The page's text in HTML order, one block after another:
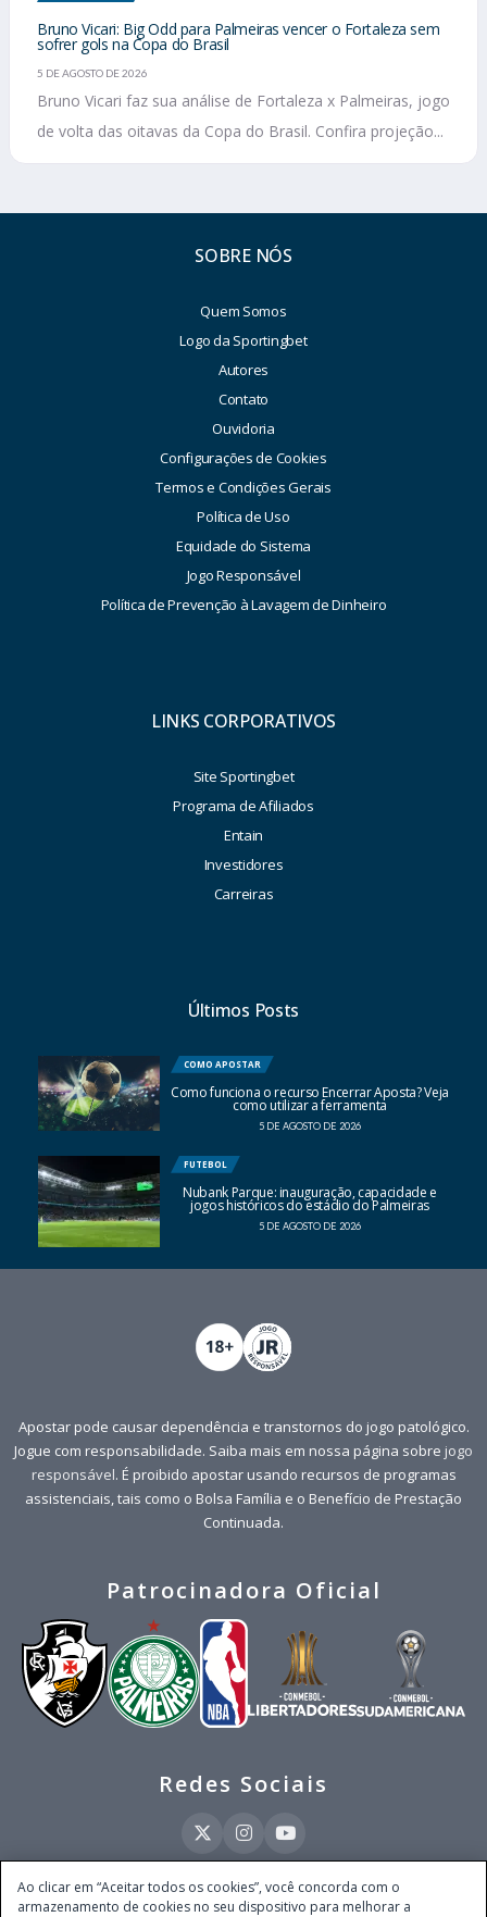
Bruno Vicari: Big Odd para Palmeiras vencer o Fortaleza sem
sofrer gols na Copa do Brasil
5 DE AGOSTO DE 2026
Bruno Vicari faz sua análise de Fortaleza x Palmeiras, jogo
de volta das oitavas da Copa do Brasil. Confira projeção...
SOBRE NÓS
Quem Somos
Logo da Sportingbet
Autores
Contato
Ouvidoria
Configurações de Cookies
Termos e Condições Gerais
Política de Uso
Equidade do Sistema
Jogo Responsável
Política de Prevenção à Lavagem de Dinheiro
LINKS CORPORATIVOS
Site Sportingbet
Programa de Afiliados
Entain
Investidores
Carreiras
Últimos Posts
COMO APOSTAR
Como funciona o recurso Encerrar Aposta? Veja
como utilizar a ferramenta
5 DE AGOSTO DE 2026
FUTEBOL
Nubank Parque: inauguração, capacidade e
jogos históricos do estádio do Palmeiras
5 DE AGOSTO DE 2026
Apostar pode causar dependência e transtornos do jogo patológico.
Jogue com responsabilidade. Saiba mais em nossa página sobre jogo
responsável. É proibido apostar usando recursos de programas
assistenciais, tais como o Bolsa Família e o Benefício de Prestação
Continuada.
Patrocinadora Oficial
Redes Sociais
Este site é operado pela Ventmear Brasil LTDA (CNPJ 52.868.380/0001-84), com
Ao clicar em “Aceitar todos os cookies”, você concorda com o
armazenamento de cookies no seu dispositivo para melhorar a